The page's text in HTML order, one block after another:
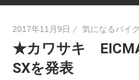
2017年11月9日 気になるバイ
★カワサキ
SXを発表